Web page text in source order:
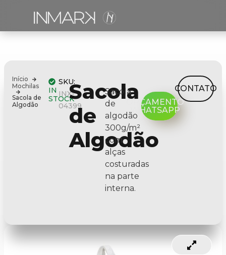
Início
Mochilas
Sacola de
Algodão
IN
STOCK
SKU:
INX-
04399
Sacola
de
Algodão
Sacola
de
algodão
300g/m²
com
alças
costuradas
na parte
interna.
ORÇAMENTO
WHATSAPP
CONTATO